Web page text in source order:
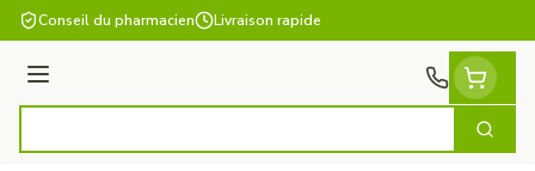
Aller au contenu
Conseil du pharmacien Livraison rapide
Menu